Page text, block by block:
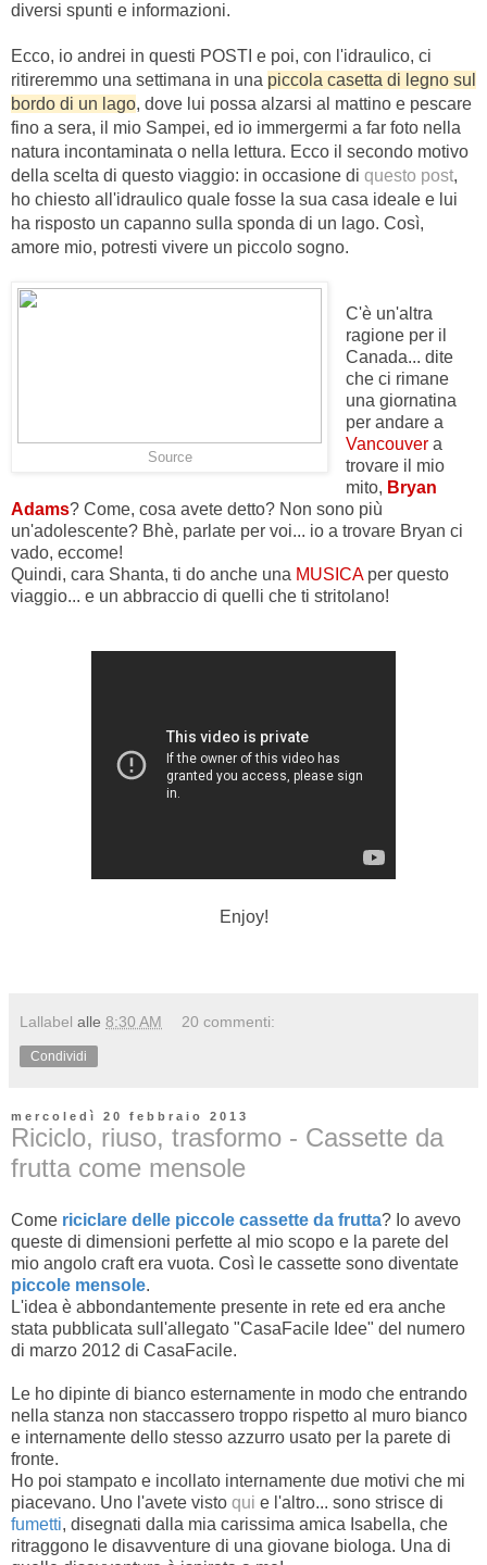
diversi spunti e informazioni.
Ecco, io andrei in questi POSTI e poi, con l'idraulico, ci
ritireremmo una settimana in una piccola casetta di legno sul
bordo di un lago, dove lui possa alzarsi al mattino e pescare
fino a sera, il mio Sampei, ed io immergermi a far foto nella
natura incontaminata o nella lettura. Ecco il secondo motivo
della scelta di questo viaggio: in occasione di questo post,
ho chiesto all'idraulico quale fosse la sua casa ideale e lui
ha risposto un capanno sulla sponda di un lago. Così,
amore mio, potresti vivere un piccolo sogno.
Source
C'è un'altra
ragione per il
Canada... dite
che ci rimane
una giornatina
per andare a
Vancouver a
trovare il mio
mito, Bryan
Adams? Come, cosa avete detto? Non sono più
un'adolescente? Bhè, parlate per voi... io a trovare Bryan ci
vado, eccome!
Quindi, cara Shanta, ti do anche una MUSICA per questo
viaggio... e un abbraccio di quelli che ti stritolano!
Enjoy!
Lallabel alle 8:30 AM 20 commenti:
Condividi
mercoledì 20 febbraio 2013
Riciclo, riuso, trasformo - Cassette da
frutta come mensole
Come riciclare delle piccole cassette da frutta? Io avevo
queste di dimensioni perfette al mio scopo e la parete del
mio angolo craft era vuota. Così le cassette sono diventate
piccole mensole.
L'idea è abbondantemente presente in rete ed era anche
stata pubblicata sull'allegato "CasaFacile Idee" del numero
di marzo 2012 di CasaFacile.
Le ho dipinte di bianco esternamente in modo che entrando
nella stanza non staccassero troppo rispetto al muro bianco
e internamente dello stesso azzurro usato per la parete di
fronte.
Ho poi stampato e incollato internamente due motivi che mi
piacevano. Uno l'avete visto qui e l'altro... sono strisce di
fumetti, disegnati dalla mia carissima amica Isabella, che
ritraggono le disavventure di una giovane biologa. Una di